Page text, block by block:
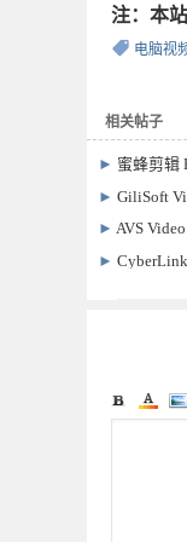
注：本
电脑视
相关帖子
► 蜜蜂剪辑
► GiliSoft
► AVS
►